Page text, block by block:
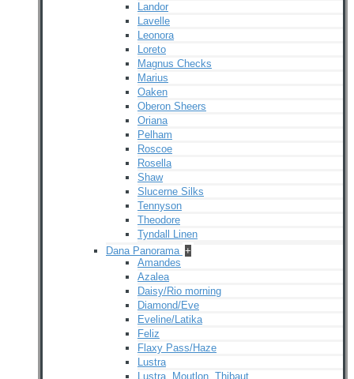
Landor
Lavelle
Leonora
Loreto
Magnus Checks
Marius
Oaken
Oberon Sheers
Oriana
Pelham
Roscoe
Rosella
Shaw
Slucerne Silks
Tennyson
Theodore
Tyndall Linen
Dana Panorama +
Amandes
Azalea
Daisy/Rio morning
Diamond/Eve
Eveline/Latika
Feliz
Flaxy Pass/Haze
Lustra
Lustra, Moutlon, Thibaut